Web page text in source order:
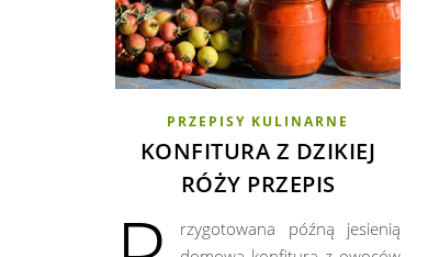
PRZEPISY KULINARNE
KONFITURA Z DZIKIEJ
RÓŻY PRZEPIS
rzygotowana późną jesienią